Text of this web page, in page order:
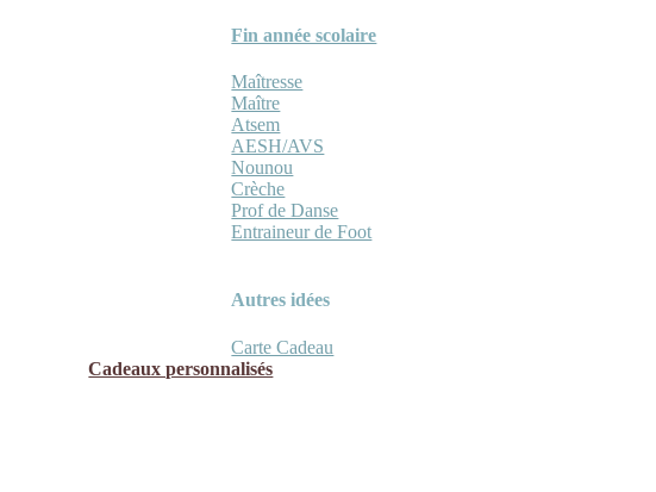
Fin année scolaire
Maîtresse
Maître
Atsem
AESH/AVS
Nounou
Crèche
Prof de Danse
Entraineur de Foot
Autres idées
Carte Cadeau
Cadeaux personnalisés